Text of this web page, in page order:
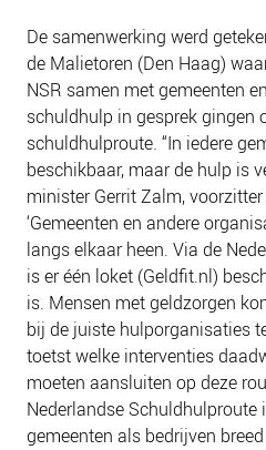
NIEUWS
BLOGS
De samenwerking werd
de Malietoren (Den Haag)
NSR samen met gemeenten
schuldhulp in gesprek gingen
schuldhulproute. “In iedere
beschikbaar, maar de hulp is
minister Gerrit Zalm,
‘Gemeenten en andere
langs elkaar heen. Via de
is er één loket (Geldfit.nl)
is. Mensen met geldzorgen
bij de juiste hulporganisaties
toetst welke interventies
moeten aansluiten op deze
Nederlandse
gemeenten als bedrijven